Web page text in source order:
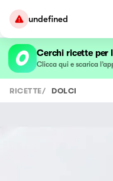
undefined
Cerchi ricette per
Clicca qui e scarica
RICETTE/ DOLCI